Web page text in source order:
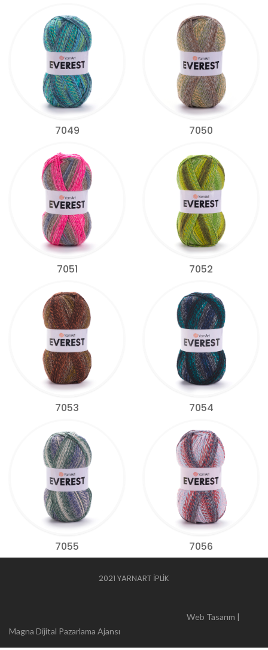
7049 7050
7051 7052
7053 7054
7055 7056
2021 YARNART İPLİK
Web Tasarım |
Magna Dijital Pazarlama Ajansı